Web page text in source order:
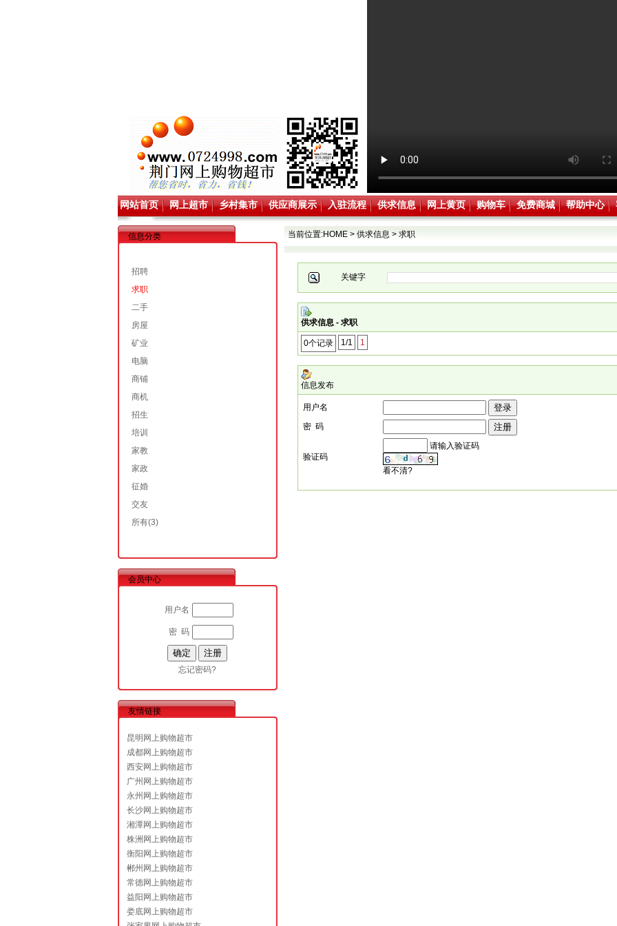
网站首页 网上超市 乡村集市 供应商展示 入驻流程 供求信息 网上黄页 购物车 免费商城 帮助中心
信息分类
招聘
求职
二手
房屋
矿业
电脑
商铺
商机
招生
培训
家教
家政
征婚
交友
所有(3)
会员中心
用户名
密 码
忘记密码?
友情链接
昆明网上购物超市
成都网上购物超市
西安网上购物超市
广州网上购物超市
永州网上购物超市
长沙网上购物超市
湘潭网上购物超市
株洲网上购物超市
衡阳网上购物超市
郴州网上购物超市
常德网上购物超市
益阳网上购物超市
娄底网上购物超市
当前位置:HOME> 供求信息 > 求职
关键字
供求信息 - 求职
0个记录 1/1 1
信息发布
用户名
密 码
验证码
请输入验证码
看不清?